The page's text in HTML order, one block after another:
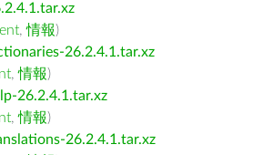
,情報)
26.2.4.1.tar.xz
,情報)
26.2.4.1.tar.xz
,情報)
26.2.4.1.tar.xz